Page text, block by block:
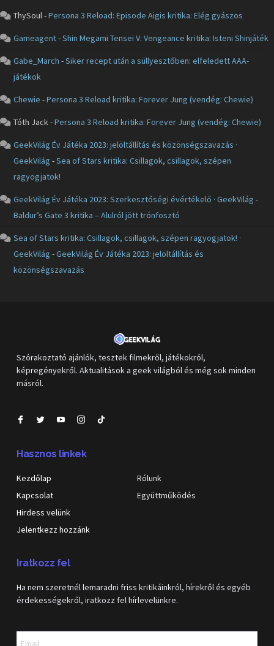
ThySoul-Persona 3 Reload: Episode Aigis kritika: Elég gyászos
Gameagent-Shin Megami Tensei V: Vengeance kritika: Isteni Shinjáték
Gabe_March -Siker recept után a süllyesztőben: elfeledett AAA-
játékok
Chewie -Persona 3 Reload kritika: Forever Jung (vendég: Chewie)
Tóth Jack-Persona 3 Reload kritika: Forever Jung (vendég: Chewie)
GeekVilág Év Játéka 2023: jelöltállítás és közönségszavazás ·
GeekVilág -Sea of Stars kritika: Csillagok, csillagok, szépen
ragyogjatok!
GeekVilág Év Játéka 2023: Szerkesztőségi évértékelő · GeekVilág -
Baldur’s Gate 3 kritika – Alulról jött trónfosztó
Sea of Stars kritika: Csillagok, csillagok, szépen ragyogjatok! ·
GeekVilág -GeekVilág Év Játéka 2023: jelöltállítás és
közönségszavazás
Szórakoztató ajánlók, tesztek filmekről, játékokról,
képregényekről. Aktualitások a geek világból és még sok minden
másról.
Hasznos linkek
Kezdőlap
Kapcsolat
Hirdess velünk
Jelentkezz hozzánk
Rólunk
Együttműködés
Iratkozz fel
Ha nem szeretnél lemaradni friss kritikáinkról, hírekről és egyéb
érdekességekről, iratkozz fel hírlevelünkre.